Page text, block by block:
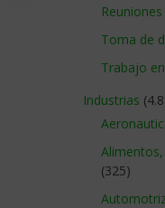
Toma de
Trabajo
Industrias
(325)